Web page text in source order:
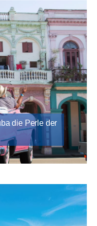
die Perle der